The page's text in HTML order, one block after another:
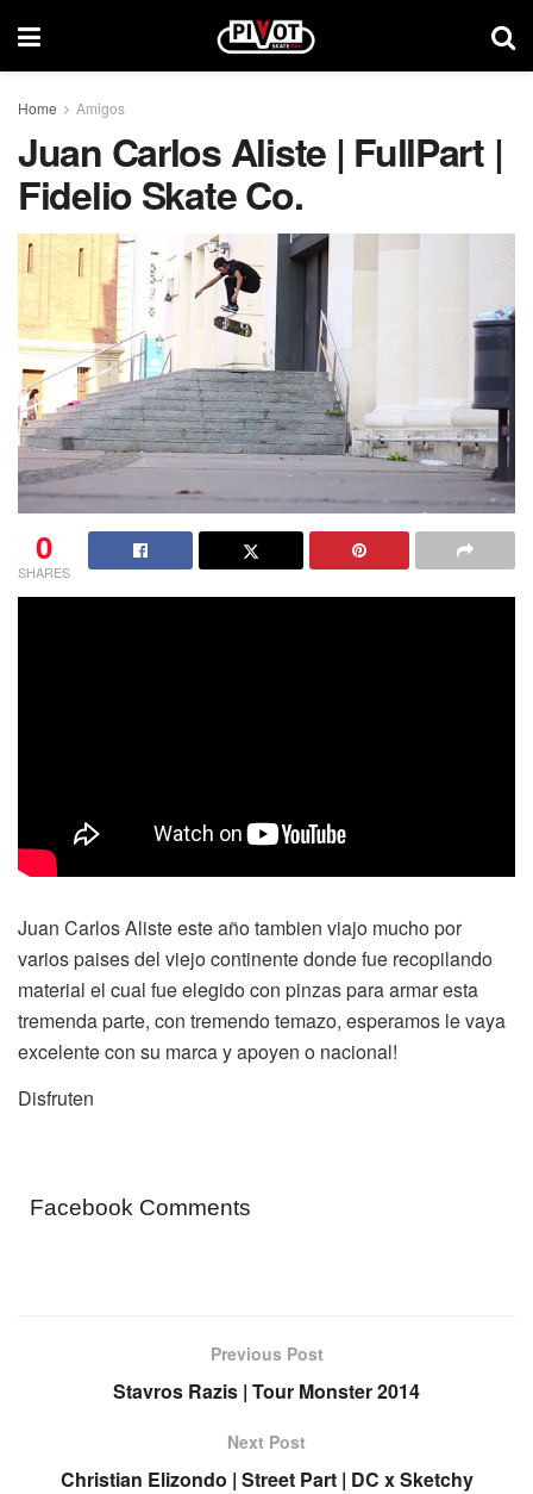
Home Amigos
Juan Carlos Aliste | FullPart |
Fidelio Skate Co.
0
SHARES
Juan Carlos Aliste este año tambien viajo mucho por
varios paises del viejo continente donde fue recopilando
material el cual fue elegido con pinzas para armar esta
tremenda parte, con tremendo temazo, esperamos le vaya
excelente con su marca y apoyen o nacional!
Disfruten
Facebook Comments
Previous Post
Stavros Razis | Tour Monster 2014
Next Post
Christian Elizondo | Street Part | DC x Sketchy